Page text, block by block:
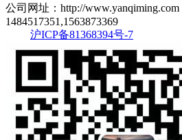
公司网址：http://
1484517351,1563873369
沪ICP备81368394号-7